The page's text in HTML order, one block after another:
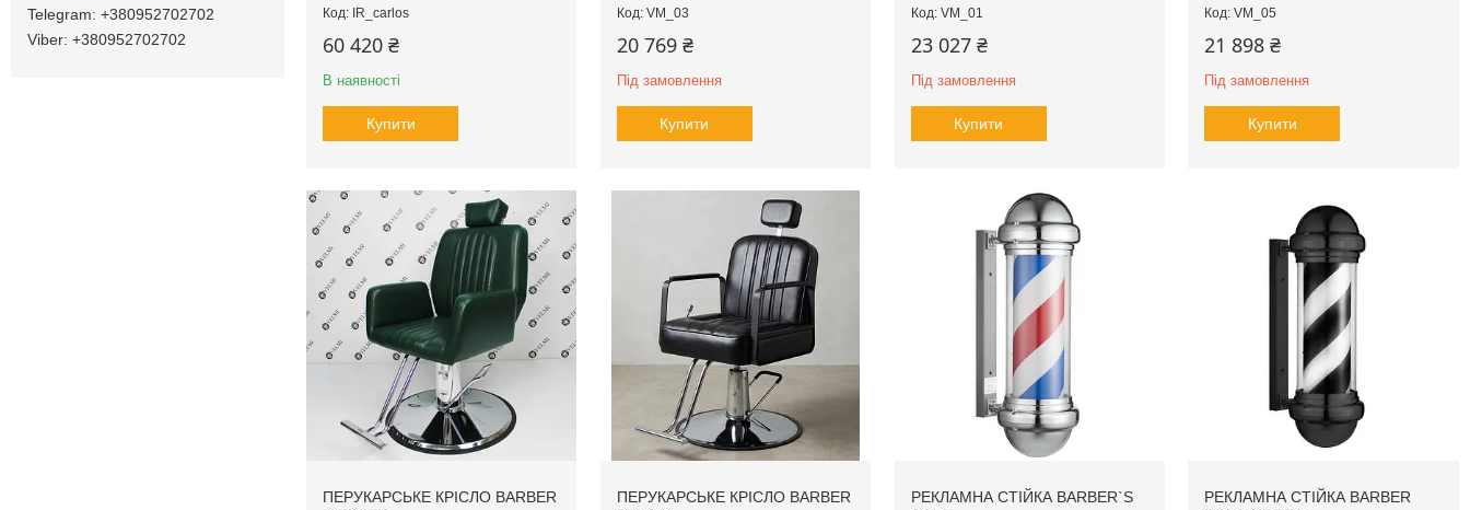
IR_сarlos
60 420 ₴
В наявності
Купити
VM_03
20 769 ₴
Під замовлення
Купити
VM_01
23 027 ₴
Під замовлення
Купити
VM_05
21 898 ₴
Під замовлення
Купити
ПЕРУКАРСЬКЕ КРІСЛО BARBER
ПЕРУКАРСЬКЕ КРІСЛО BARBER
РЕКЛАМНА СТІЙКА BARBER`S
РЕКЛАМНА СТІЙКА BARBER
+380952702702
+380952702702